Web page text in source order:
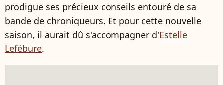
prodigue ses précieux conseils entouré de sa
bande de chroniqueurs. Et pour cette nouvelle
saison, il aurait dû s'accompagner d'Estelle
Lefébure.